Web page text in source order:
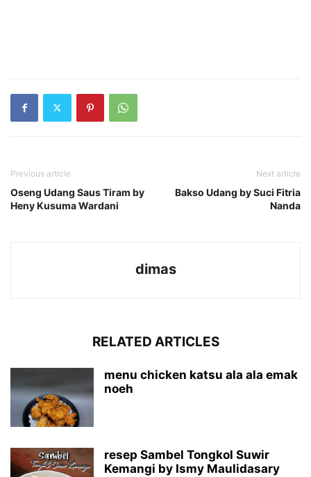
Previous article
Oseng Udang Saus Tiram by
Heny Kusuma Wardani
Next article
Bakso Udang by Suci Fitria
Nanda
dimas
RELATED ARTICLES
menu chicken katsu ala ala emak
noeh
resep Sambel Tongkol Suwir
Kemangi by Ismy Maulidasary